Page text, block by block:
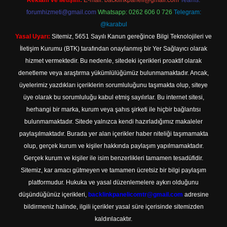
forumhizmeti@gmail.com Whatsapp: 0262 606 0 726 Telegram:
@karabul
Yasal Uyarı: Sitemiz, 5651 Sayılı Kanun gereğince Bilgi Teknolojileri ve
İletişim Kurumu (BTK) tarafından onaylanmış bir Yer Sağlayıcı olarak
hizmet vermektedir. Bu nedenle, sitedeki içerikleri proaktif olarak
denetleme veya araştırma yükümlülüğümüz bulunmamaktadır. Ancak,
üyelerimiz yazdıkları içeriklerin sorumluluğunu taşımakta olup, siteye
üye olarak bu sorumluluğu kabul etmiş sayılırlar. Bu internet sitesi,
herhangi bir marka, kurum veya şahıs şirketi ile hiçbir bağlantısı
bulunmamaktadır. Sitede yalnızca kendi hazırladığımız makaleler
paylaşılmaktadır. Burada yer alan içerikler haber niteliği taşımamakta
olup, gerçek kurum ve kişiler hakkında paylaşım yapılmamaktadır.
Gerçek kurum ve kişiler ile isim benzerlikleri tamamen tesadüfidir.
Sitemiz, kar amacı gütmeyen ve tamamen ücretsiz bir bilgi paylaşım
platformudur. Hukuka ve yasal düzenlemelere aykırı olduğunu
düşündüğünüz içerikleri, backlinkpanelicomtr@gmail.com adresine
bildirmeniz halinde, ilgili içerikler yasal süre içerisinde sitemizden
kaldırılacaktır.